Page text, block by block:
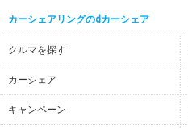
カーシェアリングのdカーシェア
クルマを探す
カーシェア
キャンペーン